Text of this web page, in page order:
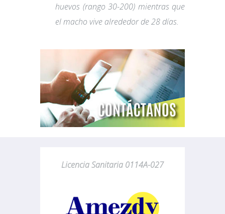
huevos (rango 30-200) mientras que
el macho vive alrededor de 28 días.
Licencia Sanitaria 0114A-027